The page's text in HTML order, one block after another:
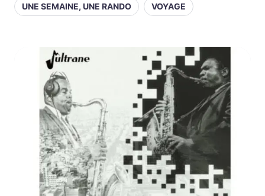
UNE SEMAINE, UNE RANDO VOYAGE